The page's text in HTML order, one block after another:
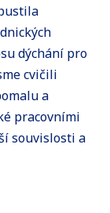
dýchání pro
cvičili
a
pracovními
souvislosti a